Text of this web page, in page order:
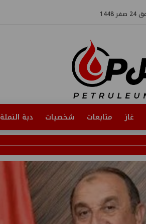
غاز متابعات شخصيات دبة النملة